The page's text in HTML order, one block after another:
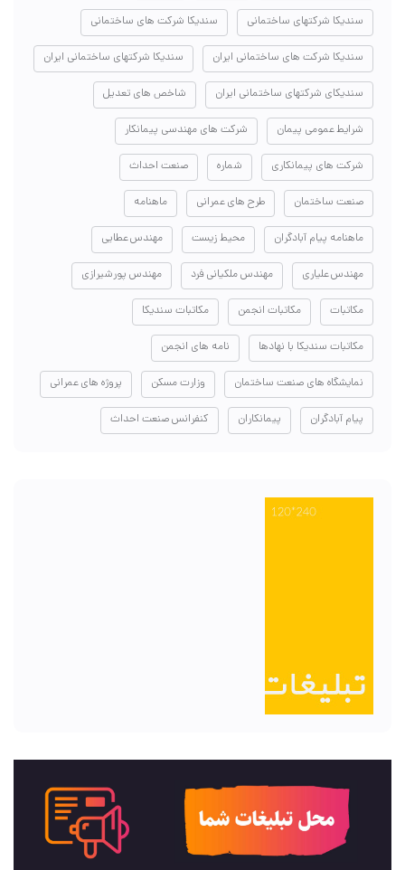
سندیکا شرکتهای ساختمانی سندیکا شرکت های ساختمانی
سندیکا شرکت های ساختمانی ایران سندیکا شرکتهای ساختمانی ایران
سندیکای شرکتهای ساختمانی ایران شاخص های تعدیل
شرایط عمومی پیمان شرکت های مهندسی پیمانکار
شرکت های پیمانکاری شماره صنعت احداث
صنعت ساختمان طرح های عمرانی ماهنامه
ماهنامه پیام آبادگران محیط زیست مهندس عطایی
مهندس علیاری مهندس ملکیانی فرد مهندس پورشیرازی
مکاتبات مکاتبات انجمن مکاتبات سندیکا
مکاتبات سندیکا با نهادها نامه های انجمن
نمایشگاه های صنعت ساختمان وزارت مسکن پروژه های عمرانی
پیام آبادگران پیمانکاران کنفرانس صنعت احداث